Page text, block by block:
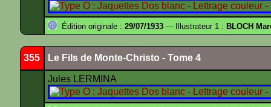
Édition originale : 29/07/1933 --- Illustrateur 1 : BLOCH
355 Le Fils de Monte-Christo - Tome 4
Jules LERMINA